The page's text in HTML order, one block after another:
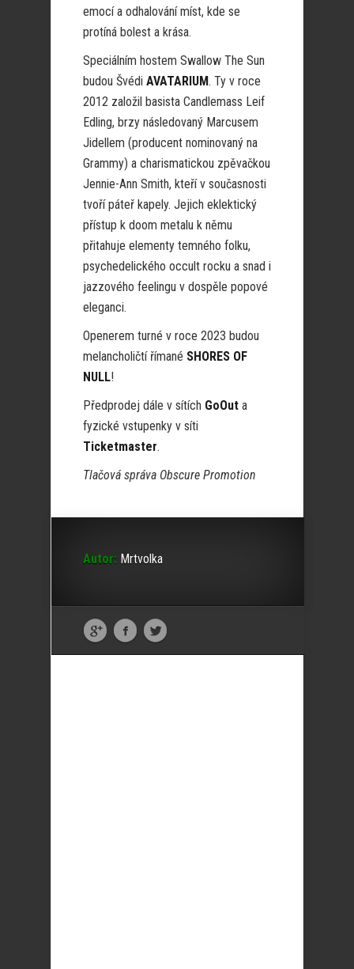
emocí a odhalování míst, kde se
protíná bolest a krása.
Speciálním hostem Swallow The Sun
budou Švédi AVATARIUM. Ty v roce
2012 založil basista Candlemass Leif
Edling, brzy následovaný Marcusem
Jidellem (producent nominovaný na
Grammy) a charismatickou zpěvačkou
Jennie-Ann Smith, kteří v současnosti
tvoří páteř kapely. Jejich eklektický
přístup k doom metalu k němu
přitahuje elementy temného folku,
psychedelického occult rocku a snad i
jazzového feelingu v dospěle popové
eleganci.
Openerem turné v roce 2023 budou
melancholičtí římané SHORES OF
NULL!
Předprodej dále v sítích GoOut a
fyzické vstupenky v síti
Ticketmaster.
Tlačová správa Obscure Promotion
Autor: Mrtvolka